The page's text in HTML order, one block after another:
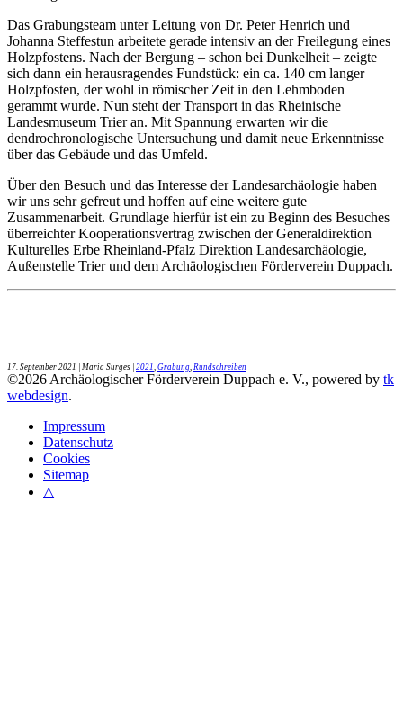
Das Grabungsteam unter Leitung von Dr. Peter Henrich und
Johanna Steffestun arbeitete gerade intensiv an der Freilegung eines
Holzpfostens. Nach der Bergung – schon bei Dunkelheit – zeigte
sich dann ein herausragendes Fundstück: ein ca. 140 cm langer
Holzpfosten, der wohl in römischer Zeit in den Lehmboden
gerammt wurde. Nun steht der Transport in das Rheinische
Landesmuseum Trier an. Mit Spannung erwarten wir die
dendrochronologische Untersuchung und damit neue Erkenntnisse
über das Gebäude und das Umfeld.
Über den Besuch und das Interesse der Landesarchäologie haben
wir uns sehr gefreut und hoffen auf eine weitere gute
Zusammenarbeit. Grundlage hierfür ist ein zu Beginn des Besuches
überreichter Kooperationsvertrag zwischen der Generaldirektion
Kulturelles Erbe Rheinland-Pfalz Direktion Landesarchäologie,
Außenstelle Trier und dem Archäologischen Förderverein Duppach.
17. September 2021 | Maria Surges | 2021 Grabung Rundschreiben
©2026 Archäologischer Förderverein Duppach e. V., powered by tk
webdesign.
Impressum
Datenschutz
Cookies
Sitemap
△